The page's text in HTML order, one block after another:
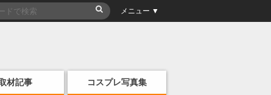
メニュー ▼
材記事 コスプレ写真集